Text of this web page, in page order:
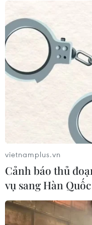
CƠ QUAN CHỦ QUẢN: THÔNG
Tổng Biên tập: TRẦN
Phó Tổng Biên tập:
Sở hữu trí tuệ
RSS
Dịch vụ tin
vietnamplus.vn
Cảnh báo thủ
vụ sang Hàn Quốc